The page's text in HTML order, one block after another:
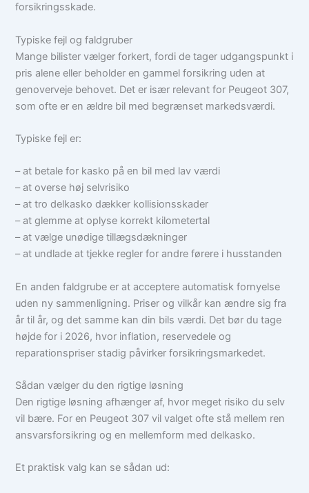
forsikringsskade.
Typiske fejl og faldgruber
Mange bilister vælger forkert, fordi de tager udgangspunkt i
pris alene eller beholder en gammel forsikring uden at
genoverveje behovet. Det er især relevant for Peugeot 307,
som ofte er en ældre bil med begrænset markedsværdi.
Typiske fejl er:
– at betale for kasko på en bil med lav værdi
– at overse høj selvrisiko
– at tro delkasko dækker kollisionsskader
– at glemme at oplyse korrekt kilometertal
– at vælge unødige tillægsdækninger
– at undlade at tjekke regler for andre førere i husstanden
En anden faldgrube er at acceptere automatisk fornyelse
uden ny sammenligning. Priser og vilkår kan ændre sig fra
år til år, og det samme kan din bils værdi. Det bør du tage
højde for i 2026, hvor inflation, reservedele og
reparationspriser stadig påvirker forsikringsmarkedet.
Sådan vælger du den rigtige løsning
Den rigtige løsning afhænger af, hvor meget risiko du selv
vil bære. For en Peugeot 307 vil valget ofte stå mellem ren
ansvarsforsikring og en mellemform med delkasko.
Et praktisk valg kan se sådan ud: